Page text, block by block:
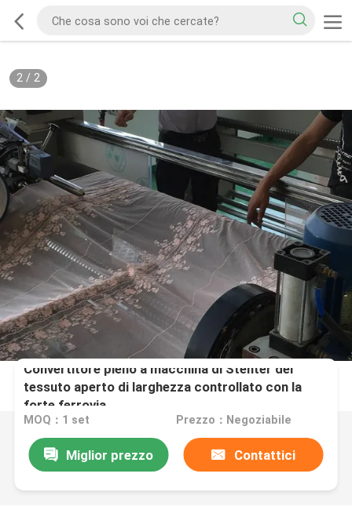
2/ 2
Convertitore pieno a macchina di Stenter del
tessuto aperto di larghezza controllato con la
forte ferrovia
MOQ：1 set Prezzo：Negoziabile
Miglior prezzo Contattici